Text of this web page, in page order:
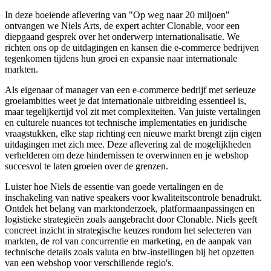
In deze boeiende aflevering van "Op weg naar 20 miljoen"
ontvangen we Niels Arts, de expert achter Clonable, voor een
diepgaand gesprek over het onderwerp internationalisatie. We
richten ons op de uitdagingen en kansen die e-commerce bedrijven
tegenkomen tijdens hun groei en expansie naar internationale
markten.
Als eigenaar of manager van een e-commerce bedrijf met serieuze
groeiambities weet je dat internationale uitbreiding essentieel is,
maar tegelijkertijd vol zit met complexiteiten. Van juiste vertalingen
en culturele nuances tot technische implementaties en juridische
vraagstukken, elke stap richting een nieuwe markt brengt zijn eigen
uitdagingen met zich mee. Deze aflevering zal de mogelijkheden
verhelderen om deze hindernissen te overwinnen en je webshop
succesvol te laten groeien over de grenzen.
Luister hoe Niels de essentie van goede vertalingen en de
inschakeling van native speakers voor kwaliteitscontrole benadrukt.
Ontdek het belang van marktonderzoek, platformaanpassingen en
logistieke strategieën zoals aangebracht door Clonable. Niels geeft
concreet inzicht in strategische keuzes rondom het selecteren van
markten, de rol van concurrentie en marketing, en de aanpak van
technische details zoals valuta en btw-instellingen bij het opzetten
van een webshop voor verschillende regio's.